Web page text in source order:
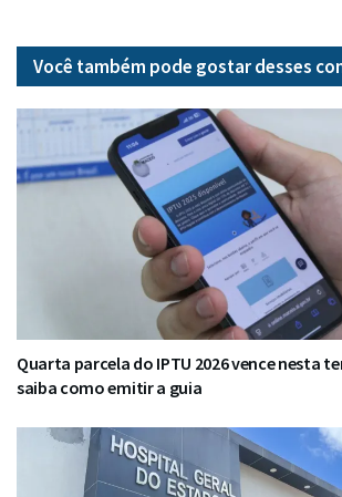
Você também pode gostar desses
Quarta parcela do IPTU 2026 vence nesta
saiba como emitir a guia